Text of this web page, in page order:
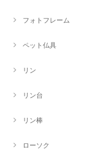
フォトフレーム
ペット仏具
リン
リン台
リン棒
ローソク